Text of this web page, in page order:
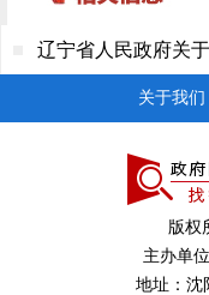
关于我们
版权
主办单
地址：沈